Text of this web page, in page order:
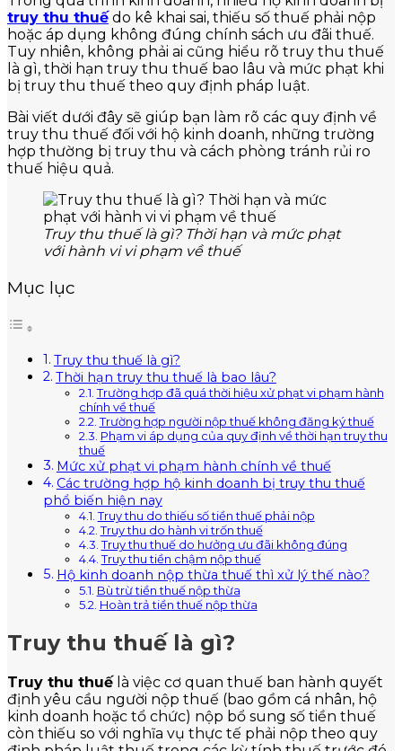
truy thu thuếdo kê khai sai, thiếu số thuế phải nộp
hoặc áp dụng không đúng chính sách ưu đãi thuế.
Tuy nhiên, không phải ai cũng hiểu rõ truy thu thuế
là gì, thời hạn truy thu thuế bao lâu và mức phạt khi
bị truy thu thuế theo quy định pháp luật.
Bài viết dưới đây sẽ giúp bạn làm rõ các quy định về
truy thu thuế đối với hộ kinh doanh, những trường
hợp thường bị truy thu và cách phòng tránh rủi ro
thuế hiệu quả.
Truy thu thuế là gì? Thời hạn và mức phạt
với hành vi vi phạm về thuế
Mục lục
Truy thu thuế là gì?
Thời hạn truy thu thuế là bao lâu?
Trường hợp đã quá thời hiệu xử phạt vi phạm hành
chính về thuế
Trường hợp người nộp thuế không đăng ký thuế
Phạm vi áp dụng của quy định về thời hạn truy thu
thuế
Mức xử phạt vi phạm hành chính về thuế
Các trường hợp hộ kinh doanh bị truy thu thuế
phổ biến hiện nay
Truy thu do thiếu số tiền thuế phải nộp
Truy thu do hành vi trốn thuế
Truy thu thuế do hưởng ưu đãi không đúng
Truy thu tiền chậm nộp thuế
Hộ kinh doanh nộp thừa thuế thì xử lý thế nào?
Bù trừ tiền thuế nộp thừa
Hoàn trả tiền thuế nộp thừa
Truy thu thuế là gì?
Truy thu thuếlà việc cơ quan thuế ban hành quyết
định yêu cầu người nộp thuế (bao gồm cá nhân, hộ
kinh doanh hoặc tổ chức) nộp bổ sung số tiền thuế
còn thiếu so với nghĩa vụ thực tế phải nộp theo quy